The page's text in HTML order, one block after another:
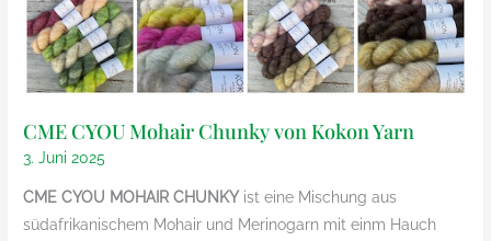
CME CYOU Mohair Chunky von Kokon Yarn
3. Juni 2025
CME CYOU MOHAIR CHUNKY ist eine Mischung aus
südafrikanischem Mohair und Merinogarn mit einm Hauch